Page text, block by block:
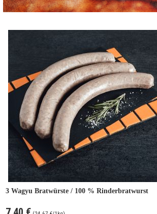
3 Wagyu Bratwürste / 100 % Rinderbratwurst